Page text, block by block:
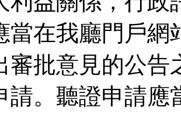
當在我廳門戶網
審批意見的公告
請。聽證申請